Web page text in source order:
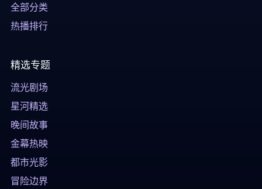
全部分类
热播排行
精选专题
流光剧场
星河精选
晚间故事
金幕热映
都市光影
冒险边界